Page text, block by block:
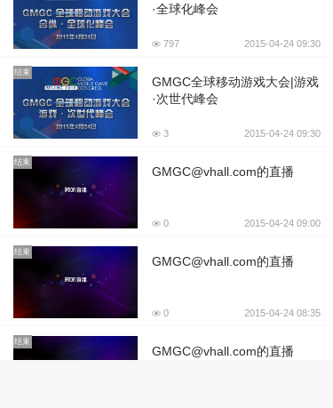
·全球化峰会
797 2015-04-24 09:30
结束
GMGC全球移动游戏大会|游戏
·次世代峰会
3 2015-04-24 09:30
结束
GMGC@vhall.com的直播
0 2015-04-24 09:00
结束
GMGC@vhall.com的直播
0 2015-04-24 08:35
结束
GMGC@vhall.com的直播